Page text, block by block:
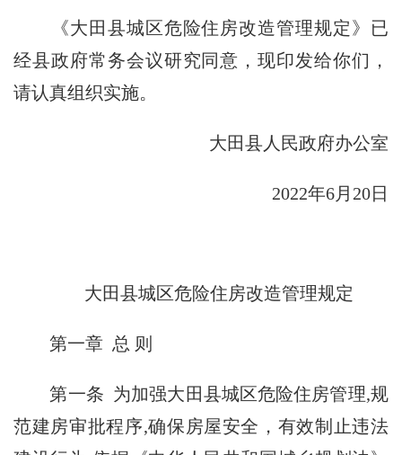
《大田县城区危险住房改造管理规定》已
经县政府常务会议研究同意，现印发给你们，
请认真组织实施。
大田县人民政府办公室
2022年6月20日
大田县城区危险住房改造管理规定
第一章 总 则
第一条 为加强大田县城区危险住房管理,规
范建房审批程序,确保房屋安全，有效制止违法